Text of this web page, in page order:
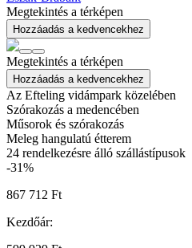
Megtekintés a térképen
Hozzáadás a kedvencekhez
Megtekintés a térképen
Hozzáadás a kedvencekhez
Az Efteling vidámpark közelében
Szórakozás a medencében
Műsorok és szórakozás
Meleg hangulatú étterem
24 rendelkezésre álló szállástípusok
-31%
867 712 Ft
Kezdőár: